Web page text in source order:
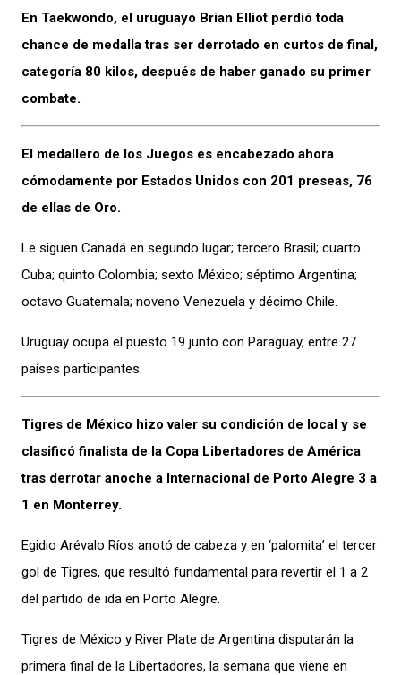
En Taekwondo, el uruguayo Brian Elliot perdió toda
chance de medalla tras ser derrotado en curtos de final,
categoría 80 kilos, después de haber ganado su primer
combate.
El medallero de los Juegos es encabezado ahora
cómodamente por Estados Unidos con 201 preseas, 76
de ellas de Oro.
Le siguen Canadá en segundo lugar; tercero Brasil; cuarto
Cuba; quinto Colombia; sexto México; séptimo Argentina;
octavo Guatemala; noveno Venezuela y décimo Chile.
Uruguay ocupa el puesto 19 junto con Paraguay, entre 27
países participantes.
Tigres de México hizo valer su condición de local y se
clasificó finalista de la Copa Libertadores de América
tras derrotar anoche a Internacional de Porto Alegre 3 a
1 en Monterrey.
Egidio Arévalo Ríos anotó de cabeza y en ‘palomita’ el tercer
gol de Tigres, que resultó fundamental para revertir el 1 a 2
del partido de ida en Porto Alegre.
Tigres de México y River Plate de Argentina disputarán la
primera final de la Libertadores, la semana que viene en